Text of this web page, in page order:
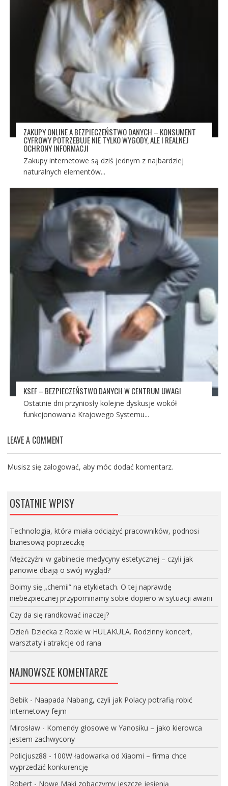
ZAKUPY ONLINE A BEZPIECZEŃSTWO DANYCH – KONSUMENT
CYFROWY POTRZEBUJE NIE TYLKO WYGODY, ALE I REALNEJ
OCHRONY INFORMACJI
Zakupy internetowe są dziś jednym z najbardziej
naturalnych elementów...
KSEF – BEZPIECZEŃSTWO DANYCH W CENTRUM UWAGI
Ostatnie dni przyniosły kolejne dyskusje wokół
funkcjonowania Krajowego Systemu...
LEAVE A COMMENT
Musisz się zalogować, aby móc dodać komentarz.
OSTATNIE WPISY
Technologia, która miała odciążyć pracowników, podnosi
biznesową poprzeczkę
Mężczyźni w gabinecie medycyny estetycznej – czyli jak
panowie dbają o swój wygląd?
Boimy się „chemii” na etykietach. O tej naprawdę
niebezpiecznej przypominamy sobie dopiero w sytuacji awarii
Czy da się randkować inaczej?
Dzień Dziecka z Roxie w HULAKULA. Rodzinny koncert,
warsztaty i atrakcje od rana
NAJNOWSZE KOMENTARZE
Bebik- Naapada Nabang, czyli jak Polacy potrafią robić
Internetowy fejm
Mirosław- Komendy głosowe w Yanosiku – jako kierowca
jestem zachwycony
Policjusz88 - 100W ładowarka od Xiaomi – firma chce
wyprzedzić konkurencję
Robert- Nowe Maki zobaczymy jeszcze jesienią